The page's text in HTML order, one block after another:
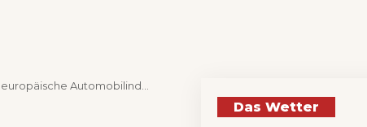
– weitere Schritte gefordert
Das Wetter